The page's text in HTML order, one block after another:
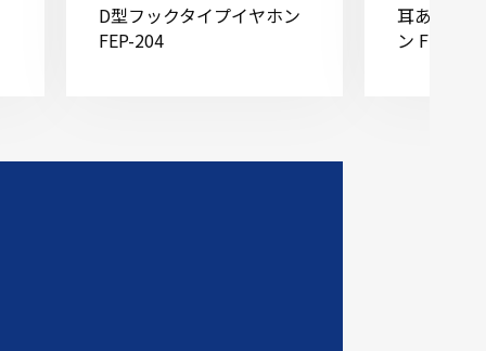
D型フックタイプイヤホン
FEP-204
耳あてフ
ン FEP-205